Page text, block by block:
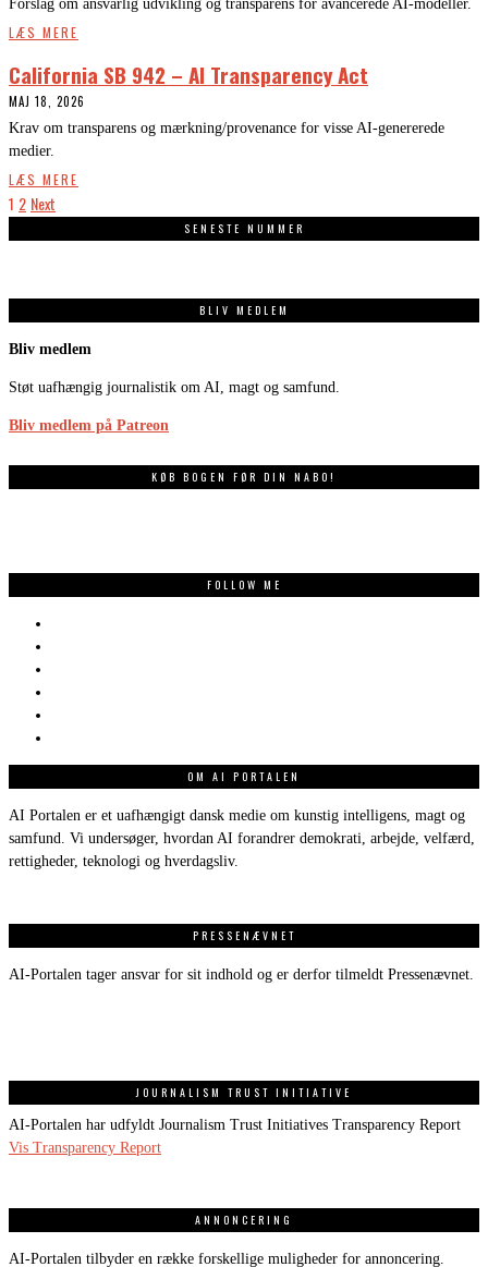
Forslag om ansvarlig udvikling og transparens for avancerede AI-modeller.
LÆS MERE
California SB 942 – AI Transparency Act
MAJ 18, 2026
Krav om transparens og mærkning/provenance for visse AI-genererede
medier.
LÆS MERE
1 2 Next
SENESTE NUMMER
BLIV MEDLEM
Bliv medlem
Støt uafhængig journalistik om AI, magt og samfund.
Bliv medlem på Patreon
KØB BOGEN FØR DIN NABO!
FOLLOW ME
OM AI PORTALEN
AI Portalen er et uafhængigt dansk medie om kunstig intelligens, magt og
samfund. Vi undersøger, hvordan AI forandrer demokrati, arbejde, velfærd,
rettigheder, teknologi og hverdagsliv.
PRESSENÆVNET
AI-Portalen tager ansvar for sit indhold og er derfor tilmeldt Pressenævnet.
JOURNALISM TRUST INITIATIVE
AI-Portalen har udfyldt Journalism Trust Initiatives Transparency Report
Vis Transparency Report
ANNONCERING
AI-Portalen tilbyder en række forskellige muligheder for annoncering.